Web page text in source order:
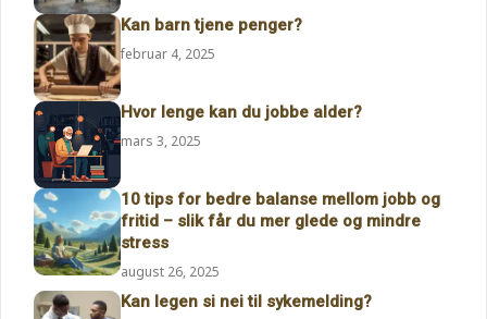
Kan barn tjene penger?
februar 4, 2025
Hvor lenge kan du jobbe alder?
mars 3, 2025
10 tips for bedre balanse mellom jobb og
fritid – slik får du mer glede og mindre
stress
august 26, 2025
Kan legen si nei til sykemelding?